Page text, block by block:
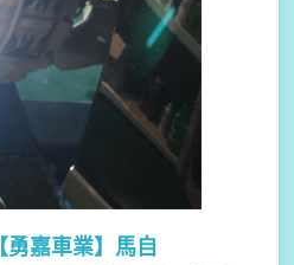
【勇嘉車業】馬自